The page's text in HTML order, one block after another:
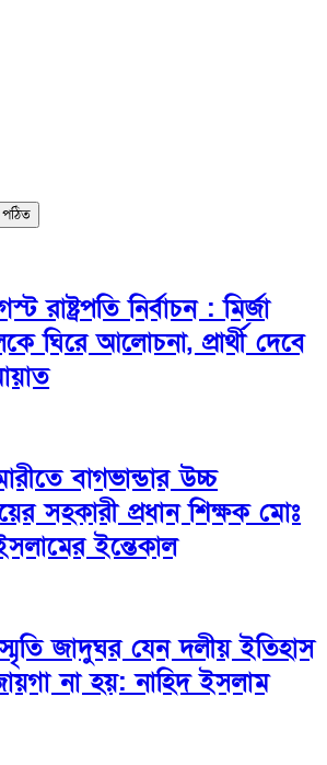
পঠিত
রাষ্ট্রপতি নির্বাচন : মির্জা
ঘিরে আলোচনা, প্রার্থী দেবে
বাগভান্ডার উচ্চ
সহকারী প্রধান শিক্ষক মোঃ
ইন্তেকাল
জাদুঘর যেন দলীয় ইতিহাস
না হয়: নাহিদ ইসলাম